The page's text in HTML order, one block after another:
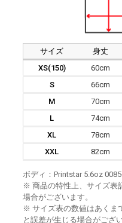
サイズ 身丈
XS(150)
60cm
S
66cm
M
70cm
L
74cm
XL
78cm
XXL
82cm
ボディ：Printstar 5.6oz
※ 商品の特性上、サイズ表
場合がございます。
※ サイズ表の数値はあくま
と誤差が生じる場合がござ